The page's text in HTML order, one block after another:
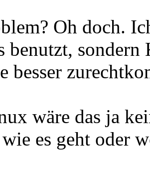
Oh doch.
benutzt,
besser
wäre das ja
es geht oder